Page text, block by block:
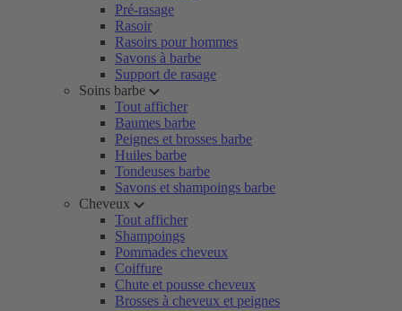
Pré-rasage
Rasoir
Rasoirs pour hommes
Savons à barbe
Support de rasage
Soins barbe
Tout afficher
Baumes barbe
Peignes et brosses barbe
Huiles barbe
Tondeuses barbe
Savons et shampoings barbe
Cheveux
Tout afficher
Shampoings
Pommades cheveux
Coiffure
Chute et pousse cheveux
Brosses à cheveux et peignes